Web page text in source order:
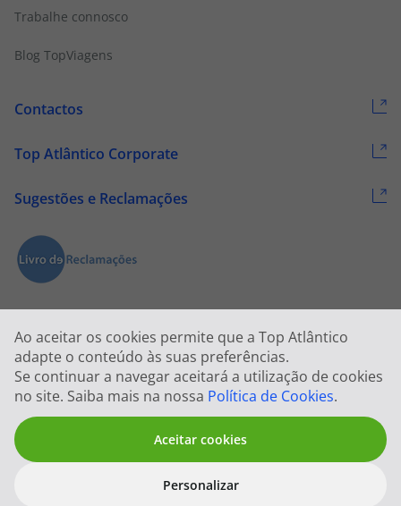
Ao aceitar os cookies permite que a Top Atlântico
adapte o conteúdo às suas preferências.
Se continuar a navegar aceitará a utilização de cookies
no site. Saiba mais na nossa Política de Cookies.
Aceitar cookies
Personalizar
Trabalhe connosco
Blog TopViagens
Contactos
Top Atlântico Corporate
Sugestões e Reclamações
2026 © Todos os direitos reservados:Top Atlântico, Viagens e Turismo